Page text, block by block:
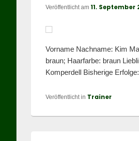
Veröffentlicht am 11. September
Vorname Nachname: Kim
braun; Haarfarbe: braun
Komperdell Bisherige
Veröffentlicht in Trainer